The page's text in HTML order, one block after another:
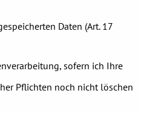
Daten (Art. 17
sofern ich Ihre
Pflichten noch nicht löschen